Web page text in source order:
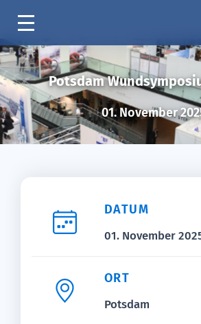
Potsdam
01. November
DATUM
01. November
ORT
Potsdam